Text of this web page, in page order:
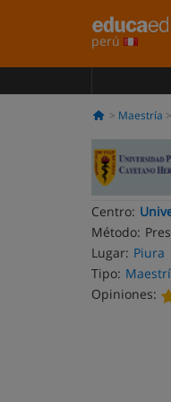
perú
Maestría
Centro:
Método:
Lugar: Piura
Tipo:
Opiniones: